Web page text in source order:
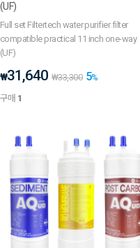
(UF)
Full set Filtertech water purifier filter
compatible practical 11 inch one-way
(UF)
₩31,640 ₩33,300 5%
구매 1